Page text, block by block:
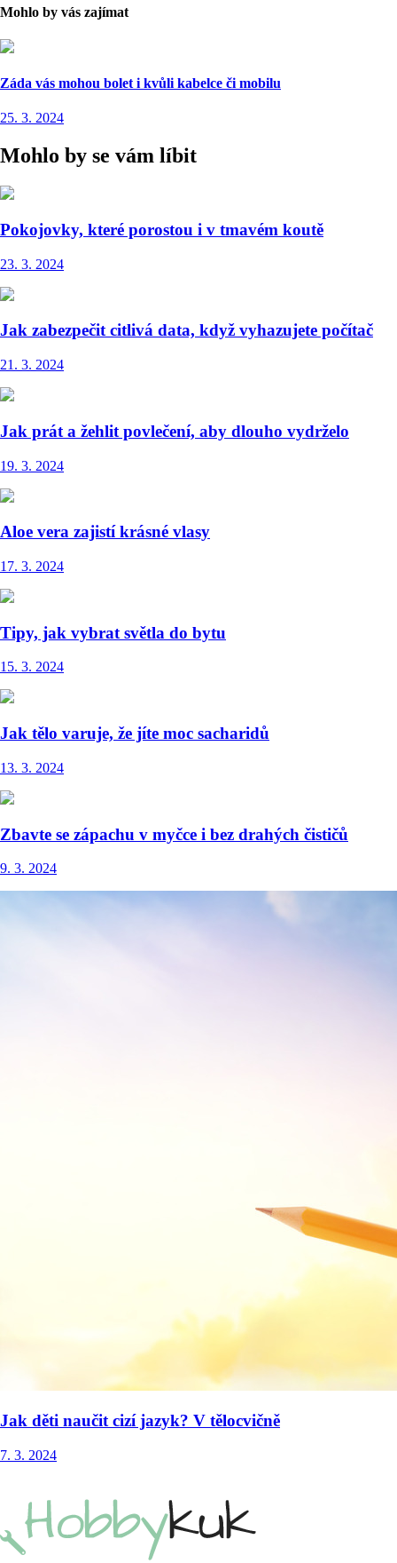
Mohlo by vás zajímat
Záda vás mohou bolet i kvůli kabelce či mobilu
25. 3. 2024
Mohlo by se vám líbit
Pokojovky, které porostou i v tmavém koutě
23. 3. 2024
Jak zabezpečit citlivá data, když vyhazujete počítač
21. 3. 2024
Jak prát a žehlit povlečení, aby dlouho vydrželo
19. 3. 2024
Aloe vera zajistí krásné vlasy
17. 3. 2024
Tipy, jak vybrat světla do bytu
15. 3. 2024
Jak tělo varuje, že jíte moc sacharidů
13. 3. 2024
Zbavte se zápachu v myčce i bez drahých čističů
9. 3. 2024
Jak děti naučit cizí jazyk? V tělocvičně
7. 3. 2024